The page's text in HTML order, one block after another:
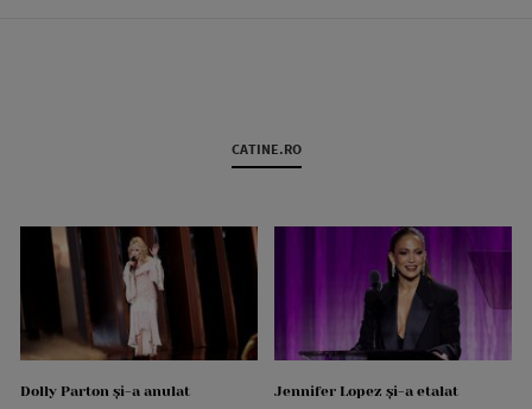
CATINE.RO
Dolly Parton și-a anulat
Jennifer Lopez și-a etalat